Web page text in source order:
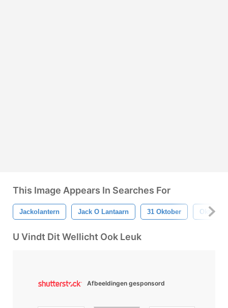
This Image Appears In Searches For
Jackolantern Jack O Lantaarn 31 Oktober Oktober
U Vindt Dit Wellicht Ook Leuk
Afbeeldingen gesponsord